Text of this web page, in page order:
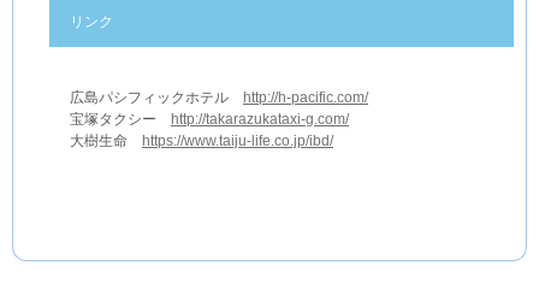
リンク
広島パシフィックホテル
http://h-pacific.com/
宝塚タクシー
http://takarazukataxi-g.com/
大樹生命
https://www.taiju-life.co.jp/ibd/